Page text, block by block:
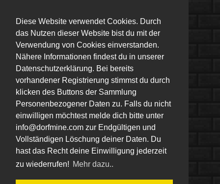
Diese Website verwendet Cookies. Durch
das Nutzen dieser Website bist du mit der
Verwendung von Cookies einverstanden.
Nähere Informationen findest du in unserer
Datenschutzerklärung. Bei bereits
vorhandener Registrierung stimmst du durch
klicken des Buttons der Sammlung
Personenbezogener Daten zu. Falls du nicht
einwilligen möchtest melde dich bitte unter
info@dorfmine.com zur Endgültigen und
Vollständigen Löschung deiner Daten. Du
hast das Recht deine Einwilligung jederzeit
zu wiederrufen! Mehr dazu..